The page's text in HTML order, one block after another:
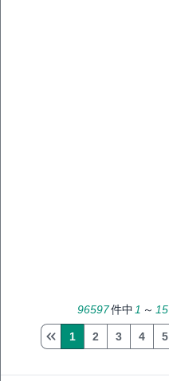
96597件中 1 ～ 15
1 2 3 4 5